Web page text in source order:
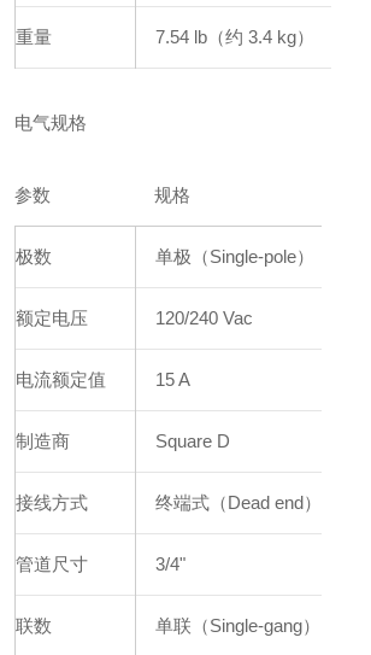
重量 7.54 lb（约 3.4 kg）
电气规格
参数 规格
极数 单极（Single-pole）
额定电压 120/240 Vac
电流额定值 15 A
制造商 Square D
接线方式 终端式（Dead end）
管道尺寸 3/4"
联数 单联（Single-gang）